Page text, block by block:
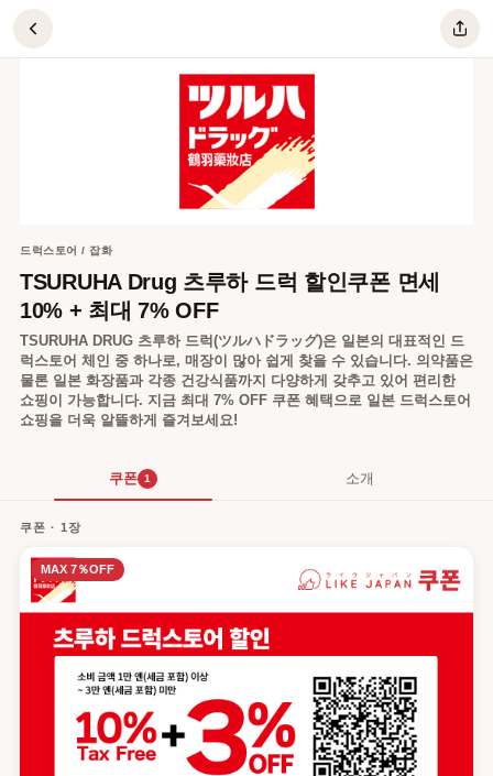
TSURUHA Drug 츠루하 드럭 할인쿠폰 면세 10%
드럭스토어 / 잡화
TSURUHA Drug 츠루하 드럭 할인쿠폰 면세
10% + 최대 7% OFF
TSURUHA DRUG 츠루하 드럭(ツルハドラッグ)은 일본의 대표적인 드
럭스토어 체인 중 하나로, 매장이 많아 쉽게 찾을 수 있습니다. 의약품은
물론 일본 화장품과 각종 건강식품까지 다양하게 갖추고 있어 편리한
쇼핑이 가능합니다. 지금 최대 7% OFF 쿠폰 혜택으로 일본 드럭스토어
쇼핑을 더욱 알뜰하게 즐겨보세요!
쿠폰 1 소개
쿠폰 · 1장
MAX 7％OFF